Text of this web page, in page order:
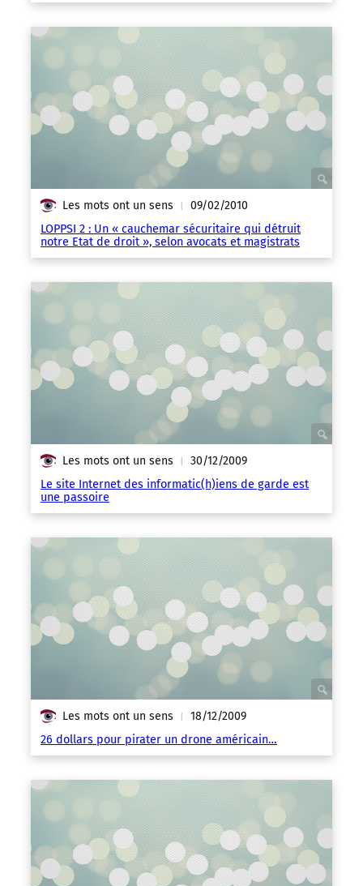
Les mots ont un sens | 09/02/2010
LOPPSI 2 : Un « cauchemar sécuritaire qui détruit
notre Etat de droit », selon avocats et magistrats
Les mots ont un sens | 30/12/2009
Le site Internet des informatic(h)iens de garde est
une passoire
Les mots ont un sens | 18/12/2009
26 dollars pour pirater un drone américain…